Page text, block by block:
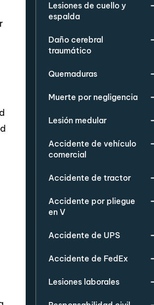
Lesiones de cuello y
espalda
Daño cerebral
traumático
Quemaduras
Muerte por negligencia
Lesión medular
Accidente de vehículo
comercial
Accidente de tractor
Accidente por pliegue
en V
Accidente de UPS
Accidente de FedEx
Lesiones laborales